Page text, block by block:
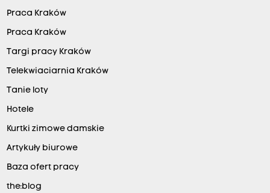
Praca Kraków
Praca Kraków
Targi pracy Kraków
Telekwiaciarnia Kraków
Tanie loty
Hotele
Kurtki zimowe damskie
Artykuły biurowe
Baza ofert pracy
the:blog